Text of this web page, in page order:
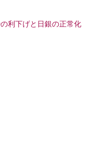
利下げと日銀の正常化